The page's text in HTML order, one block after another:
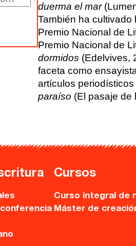
duerma el mar
También ha cultivado
Premio Nacional de
Premio Nacional de
dormidos (Edelvives,
faceta como
artículos periodísticos
paraíso (El pasaje de
Cursos
Curso integral de
Máster de